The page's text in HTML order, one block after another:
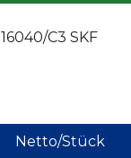
16040/C3 SKF
Netto/Stück